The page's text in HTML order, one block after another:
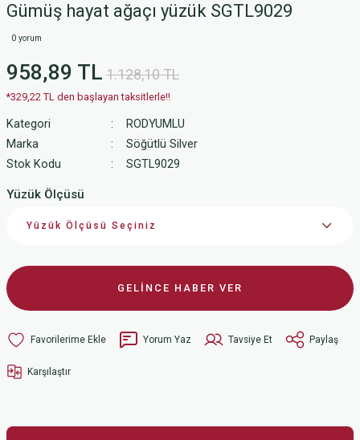
Gümüş hayat ağaçı yüzük SGTL9029
0 yorum
958,89 TL 1.128,10 TL
*329,22 TL den başlayan taksitlerle!!
Kategori
RODYUMLU
Marka
Söğütlü Silver
Stok Kodu
SGTL9029
Yüzük Ölçüsü
GELİNCE HABER VER
Yorum Yaz Tavsiye Et Paylaş
Karşılaştır